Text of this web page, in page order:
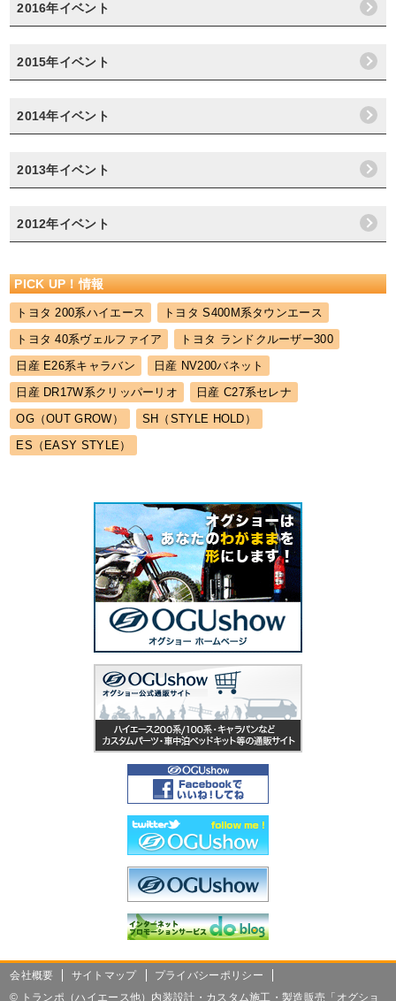
2016年イベント
2015年イベント
2014年イベント
2013年イベント
2012年イベント
PICK UP！情報
トヨタ 200系ハイエース
トヨタ S400M系タウンエース
トヨタ 40系ヴェルファイア
トヨタ ランドクルーザー300
日産 E26系キャラバン
日産 NV200バネット
日産 DR17W系クリッパーリオ
日産 C27系セレナ
OG（OUT GROW）
SH（STYLE HOLD）
ES（EASY STYLE）
会社概要 サイトマップ
プライバシーポリシー
© トランポ（ハイエース他）内装設計・カスタム施工・製造販売「オグショ